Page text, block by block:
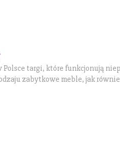
targi, które funkcjonują
zabytkowe meble, jak